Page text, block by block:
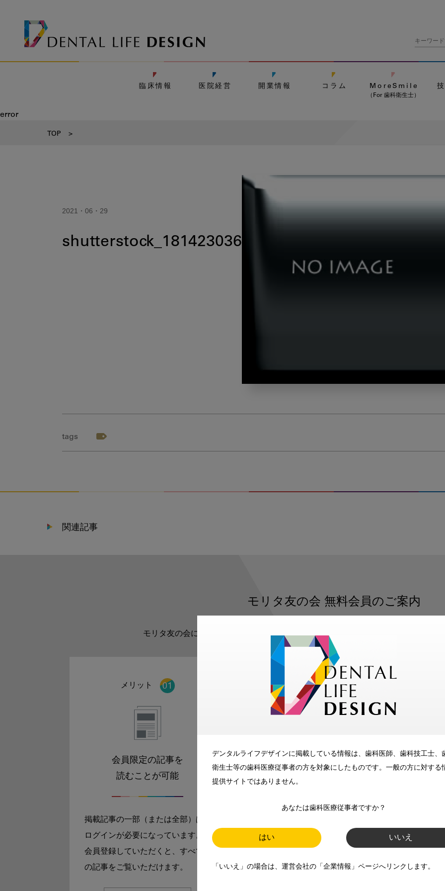
デンタルライフデザインに掲載している情報は、歯科医師、歯科技工士、
衛生士等の歯科医療従事者の方を対象にしたものです。一般の方に対する
提供サイトではありません。
あなたは歯科医療従事者ですか？
はい いいえ
「いいえ」の場合は、運営会社の「企業情報」ページへリンクします。
臨床情報 医院経営 開業情報 コラム MoreSmile
（For 歯科衛生士）
error
TOP >
2021・06・29
shutterstock_1814230364
tags
関連記事
モリタ友の会 無料会員のご案内
モリタ友の会に登録いただくと、デンタルライフデザインをもっと便利にご利用い
メリット
会員限定の記事を
読むことが可能
掲載記事の一部（または全部）は
ログインが必要になっています。
会員登録していただくと、すべて
の記事をご覧いただけます。
メリット
メールマガジンでお届け
師、歯科衛生士、歯科技工士）に
お届けします。